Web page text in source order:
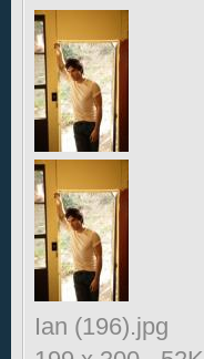
Ian (196).jpg